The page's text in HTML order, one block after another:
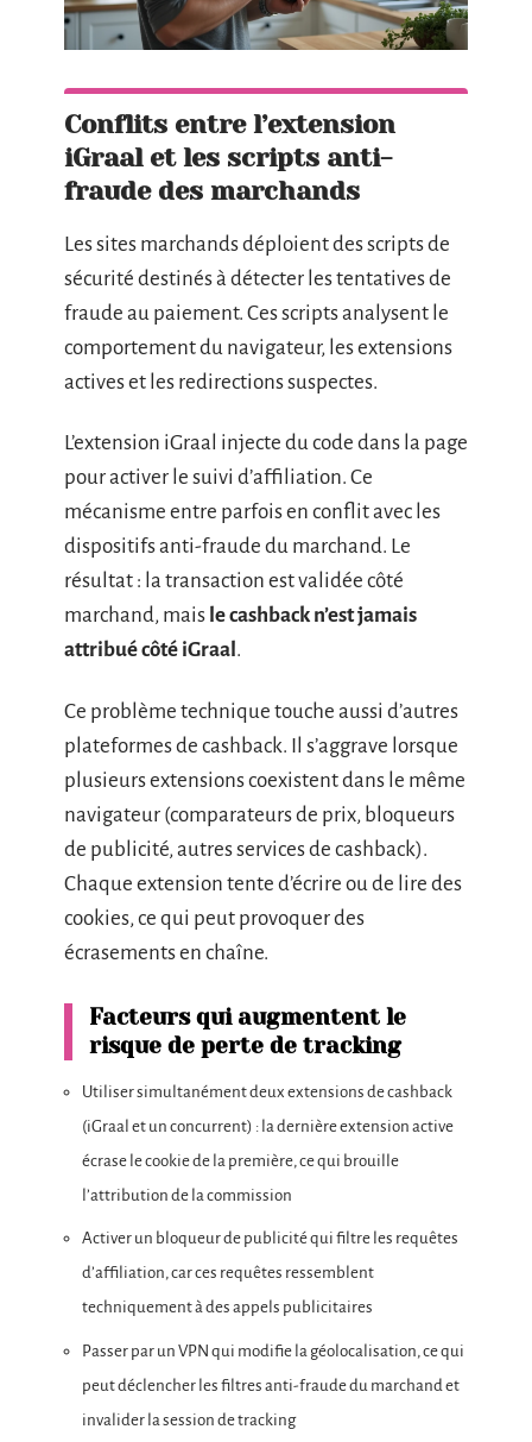
Conflits entre l’extension
iGraal et les scripts anti-
fraude des marchands
Les sites marchands déploient des scripts de
sécurité destinés à détecter les tentatives de
fraude au paiement. Ces scripts analysent le
comportement du navigateur, les extensions
actives et les redirections suspectes.
L’extension iGraal injecte du code dans la page
pour activer le suivi d’affiliation. Ce
mécanisme entre parfois en conflit avec les
dispositifs anti-fraude du marchand. Le
résultat : la transaction est validée côté
marchand, mais le cashback n’est jamais
attribué côté iGraal.
Ce problème technique touche aussi d’autres
plateformes de cashback. Il s’aggrave lorsque
plusieurs extensions coexistent dans le même
navigateur (comparateurs de prix, bloqueurs
de publicité, autres services de cashback).
Chaque extension tente d’écrire ou de lire des
cookies, ce qui peut provoquer des
écrasements en chaîne.
Facteurs qui augmentent le
risque de perte de tracking
Utiliser simultanément deux extensions de cashback
(iGraal et un concurrent) : la dernière extension active
écrase le cookie de la première, ce qui brouille
l’attribution de la commission
Activer un bloqueur de publicité qui filtre les requêtes
d’affiliation, car ces requêtes ressemblent
techniquement à des appels publicitaires
Passer par un VPN qui modifie la géolocalisation, ce qui
peut déclencher les filtres anti-fraude du marchand et
invalider la session de tracking